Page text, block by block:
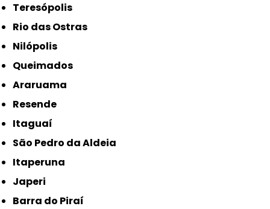
Teresópolis
Rio das Ostras
Nilópolis
Queimados
Araruama
Resende
Itaguaí
São Pedro da Aldeia
Itaperuna
Japeri
Barra do Piraí